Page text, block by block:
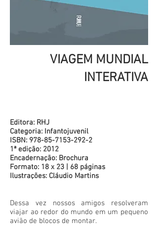
VIAGEM MUNDIAL
INTERATIVA
Editora: RHJ
Categoria: Infantojuvenil
ISBN: 978-85-7153-292-2
1ª edição: 2012
Encadernação: Brochura
Formato: 18 x 23 | 68 páginas
Ilustrações: Cláudio Martins
Dessa vez nossos amigos resolveram
viajar ao redor do mundo em um pequeno
avião de blocos de montar.